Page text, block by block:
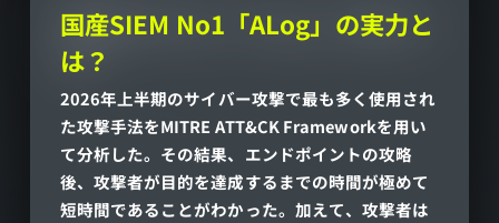
国産SIEM No1「ALog」の実力と
は？
2026年上半期のサイバー攻撃で最も多く使用され
た攻撃手法をMITRE ATT&CK Frameworkを用い
て分析した。その結果、エンドポイントの攻略
後、攻撃者が目的を達成するまでの時間が極めて
短時間であることがわかった。加えて、攻撃者は